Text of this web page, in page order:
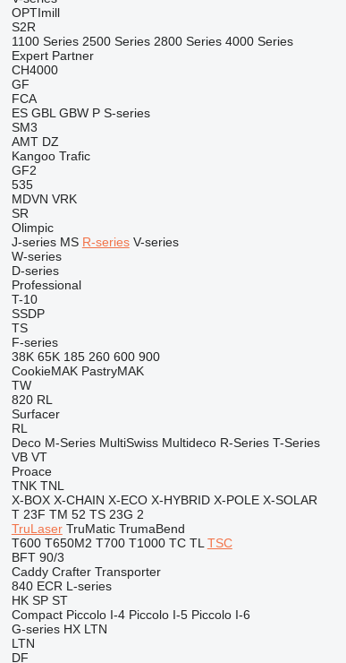
OPTImill
S2R
1100 Series 2500 Series 2800 Series 4000 Series
Expert Partner
CH4000
GF
FCA
ES GBL GBW P S-series
SM3
AMT DZ
Kangoo Trafic
GF2
535
MDVN VRK
SR
Olimpic
J-series MS R-series V-series
W-series
D-series
Professional
T-10
SSDP
TS
F-series
38K 65K 185 260 600 900
CookieMAK PastryMAK
TW
820 RL
Surfacer
RL
Deco M-Series MultiSwiss Multideco R-Series T-Series
VB VT
Proace
TNK TNL
X-BOX X-CHAIN X-ECO X-HYBRID X-POLE X-SOLAR
T 23F TM 52 TS 23G 2
TruLaser TruMatic TrumaBend
T600 T650M2 T700 T1000 TC TL TSC
BFT 90/3
Caddy Crafter Transporter
840 ECR L-series
HK SP ST
Compact Piccolo I-4 Piccolo I-5 Piccolo I-6
G-series HX LTN
LTN
DF